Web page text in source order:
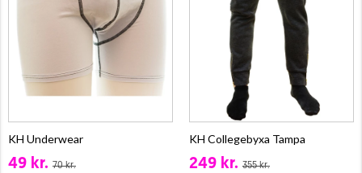
KH Underwear
49 kr. 70 kr.
KH Collegebyxa Tampa
249 kr. 355 kr.